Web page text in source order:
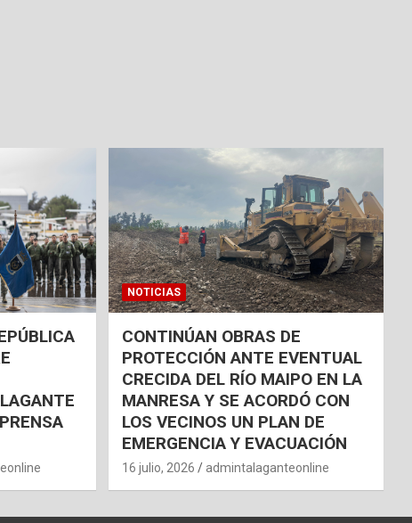
NOTICIAS
CONTINÚAN OBRAS DE
PROTECCIÓN ANTE EVENTUAL
CRECIDA DEL RÍO MAIPO EN LA
MANRESA Y SE ACORDÓ CON
LOS VECINOS UN PLAN DE
EMERGENCIA Y EVACUACIÓN
16 julio, 2026 admintalaganteonline